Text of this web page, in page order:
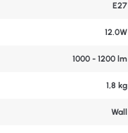
E27
12.0W
1000 - 1200 lm
1,8 kg
Wall